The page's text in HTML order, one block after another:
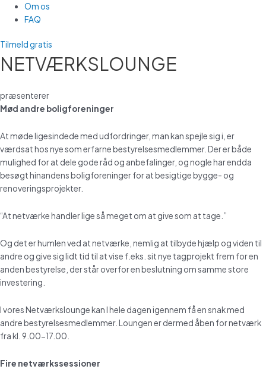
Om os
FAQ
Tilmeld gratis
NETVÆRKSLOUNGE
præsenterer
Mød andre boligforeninger
At møde ligesindede med udfordringer, man kan spejle sig i, er
værdsat hos nye som erfarne bestyrelsesmedlemmer. Der er både
mulighed for at dele gode råd og anbefalinger, og nogle har endda
besøgt hinandens boligforeninger for at besigtige bygge- og
renoveringsprojekter.
“At netværke handler lige så meget om at give som at tage.”
Og det er humlen ved at netværke, nemlig at tilbyde hjælp og viden til
andre og give sig lidt tid til at vise f.eks. sit nye tagprojekt frem for en
anden bestyrelse, der står overfor en beslutning om samme store
investering.
I vores Netværkslounge kan I hele dagen igennem få en snak med
andre bestyrelsesmedlemmer. Loungen er dermed åben for netværk
fra kl. 9.00-17.00.
Fire netværkssessioner